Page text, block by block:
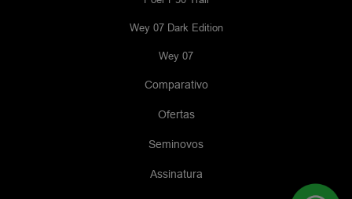
Wey 07 Dark Edition
Wey 07
Comparativo
Ofertas
Seminovos
Assinatura